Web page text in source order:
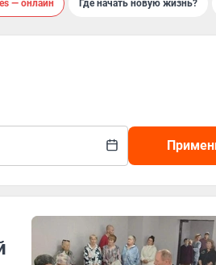
— онлайн Где начать новую жизнь?